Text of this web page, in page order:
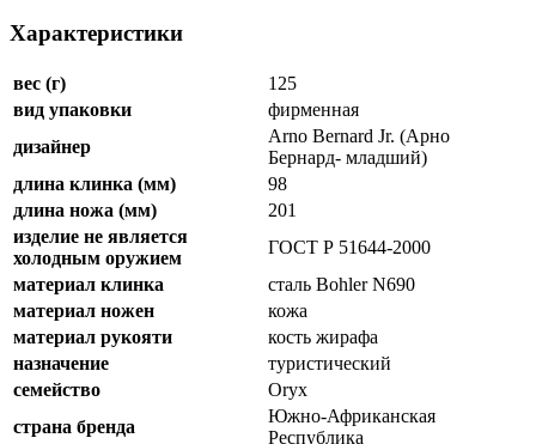
Характеристики
вес (г)
125
вид упаковки
фирменная
дизайнер
Arno Bernard Jr. (Арно
Бернард- младший)
длина клинка (мм)
98
длина ножа (мм)
201
изделие не является
холодным оружием
ГОСТ Р 51644-2000
материал клинка
сталь Bohler N690
материал ножен
кожа
материал рукояти
кость жирафа
назначение
туристический
семейство
Oryx
страна бренда
Южно-Африканская
Республика